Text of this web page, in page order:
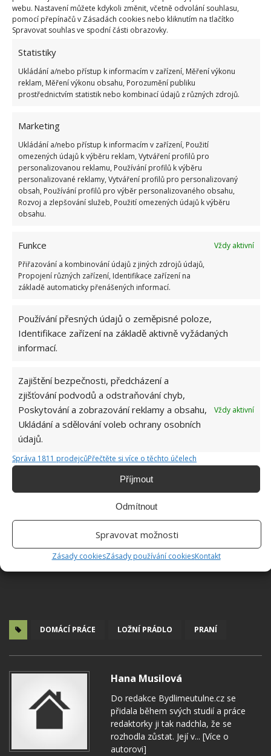
webu. Nastavení můžete kdykoli změnit, včetně odvolání souhlasu,
pomocí přepínačů v Zásadách cookies nebo kliknutím na tlačítko
Spravovat souhlas ve spodní části obrazovky.
Statistiky
Ukládání a/nebo přístup k informacím v zařízení, Měření výkonu
reklam, Měření výkonu obsahu, Porozumění publiku
prostřednictvím statistik nebo kombinací údajů z různých zdrojů.
Marketing
Ukládání a/nebo přístup k informacím v zařízení, Použití
omezených údajů k výběru reklam, Vytváření profilů pro
personalizovanou reklamu, Používání profilů k výběru
personalizované reklamy, Vytváření profilů pro personalizovaný
obsah, Používání profilů pro výběr personalizovaného obsahu,
Rozvoj a zlepšování služeb, Použití omezených údajů k výběru
obsahu.
Funkce
Vždy aktivní
Přiřazování a kombinování údajů z jiných zdrojů údajů,
Propojení různých zařízení, Identifikace zařízení na
základě automaticky přenášených informací.
Používání přesných údajů o zeměpisné poloze,
Identifikace zařízení na základě aktivně vyžádaných
informací.
Zajištění bezpečnosti, předcházení a
zjišťování podvodů a odstraňování chyb,
Poskytování a zobrazování reklamy a obsahu,
Ukládání a sdělování voleb ochrany osobních
údajů.
Vždy aktivní
Správa 1811 prodejcůPřečtěte si více o těchto účelech
Příjmout
Odmítnout
Spravovat možnosti
Zásady cookiesZásady používání cookiesKontakt
Nebude se vám tak v domácnosti zadržovat vlhkost a
většinu prachu zachytí sušička. Vždy však vybírejte
pečlivě modely, které jsou pro tyto účely vhodné.
Mezi jednotlivými druhy jsou totiž poměrně
významné rozdíly, které by vás mohly nepříjemně
překvapit (Zdroj:Srovnání sušiček prádla).
Pozor na chyby, kterým je třeba se
vyhnout
Aby se prádlo dokonale vypralo, vyvarujte se těmto
běžným chybám, které by mohly nadělat více škody
než užitku.
Sušení ložního prádlo společně s ručníky
řádně vyprat. Do pračky dejte tolik ložního prádla,
abyste mohli do pračky umístit ruku s napnutými
prsty a palcem jste se dotýkali horního okraje
DOMÁCÍ PRÁCE LOŽNÍ PRÁDLO PRANÍ
Hana Musilová
Do redakce Bydlimeutulne.cz se
přidala během svých studií a práce
redaktorky ji tak nadchla, že se
rozhodla zůstat. Její v... [Více o
autorovi]